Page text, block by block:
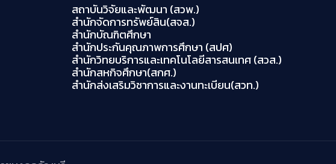
สถาบันวิจัยและพัฒนา (สวพ.)
สำนักจัดการทรัพย์สิน(สจส.)
สำนักบัณฑิตศึกษา
สำนักประกันคุณภาพการศึกษา (สปศ)
สำนักวิทยบริการและเทคโนโลยีสารสนเทศ (สวส.)
สำนักสหกิจศึกษา(สกศ.)
สำนักส่งเสริมวิชาการและงานทะเบียน(สวท.)